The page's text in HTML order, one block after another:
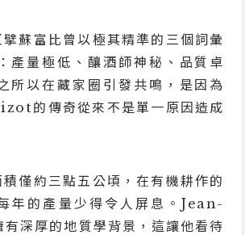
蘇富比曾以極其精準的三個詞彙
產量極低、釀酒師神秘、品質卓
所以在藏家圈引發共鳴，是因為
的傳奇從來不是單一原因造成
僅約三點五公頃，在有機耕作的
年的產量少得令人屏息。Jean-
深厚的地質學背景，這讓他看待